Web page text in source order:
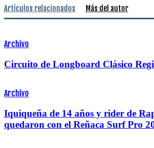
Artículos relacionados Más del autor
Archivo
Circuito de Longboard Clásico
Archivo
Iquiqueña de 14 años y rider de
quedaron con el Reñaca Surf Pro